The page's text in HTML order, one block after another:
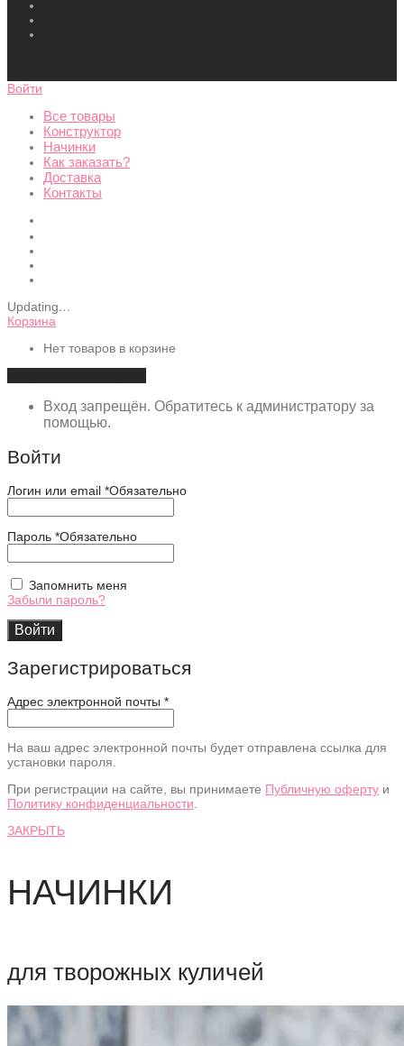
Войти
Все товары
Конструктор
Начинки
Как заказать?
Доставка
Контакты
Updating…
Корзина
Нет товаров в корзине
Вход запрещён. Обратитесь к администратору за
помощью.
Войти
Логин или email *Обязательно
Пароль *Обязательно
Запомнить меня
Забыли пароль?
Войти
Зарегистрироваться
Адрес электронной почты *
На ваш адрес электронной почты будет отправлена ссылка для
установки пароля.
При регистрации на сайте, вы принимаете Публичную оферту и
Политику конфиденциальности.
ЗАКРЫТЬ
НАЧИНКИ
для творожных куличей